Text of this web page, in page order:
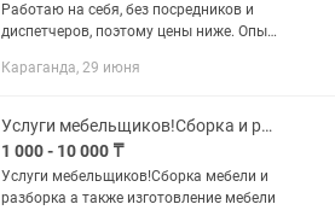
Работаю на себя, без посредников и
диспетчеров, поэтому цены ниже. Опыт
все районы (Город, Юг, Майкудук,
Караганда, 29 июня
Услуги мебельщиков!Сборка и разборка мебели а также изготовление мебели
1 000 - 10 000 ₸
Услуги мебельщиков!Сборка мебели и
разборка а также изготовление мебели